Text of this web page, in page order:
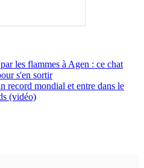
les flammes à Agen : ce chat
s'en sortir
record mondial et entre dans le
(vidéo)